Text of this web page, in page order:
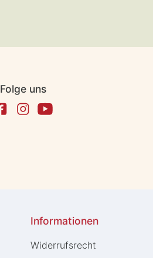
Folge uns
Informationen
Widerrufs­recht